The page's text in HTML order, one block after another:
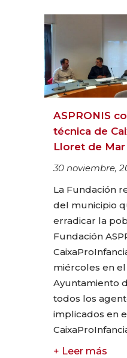
ASPRONIS
técnica de
Lloret de Mar
30 noviembre,
La Fundación
del municipio
erradicar la
Fundación
miércoles en
Ayuntamiento
todos los
implicados en
+ Leer más